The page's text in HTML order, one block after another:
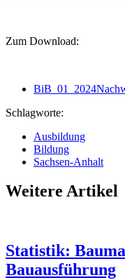
Zum Download:
Schlagworte:
Ausbildung
Bildung
Sachsen-Anhalt
Weitere Artikel
Statistik:
Bauausführung